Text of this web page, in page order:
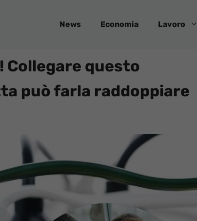
News Economia Lavoro
questo
può farla raddoppiare